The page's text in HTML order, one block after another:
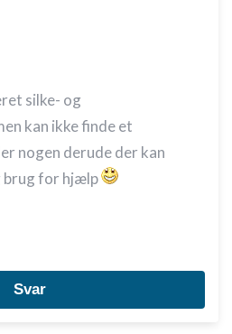
silke- og
kan ikke finde et
nogen derude der kan
brug for hjælp
Svar